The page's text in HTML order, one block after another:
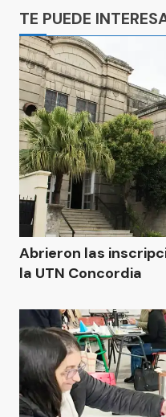
TE PUEDE
Abrieron las
la UTN Concordia